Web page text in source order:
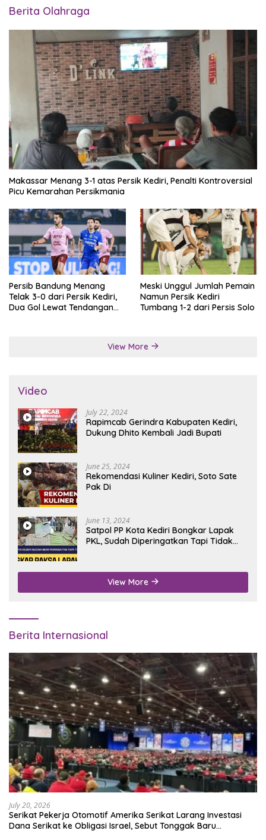
Berita Olahraga
Makassar Menang 3-1 atas Persik Kediri, Penalti Kontroversial
Picu Kemarahan Persikmania
Persib Bandung Menang
Telak 3-0 dari Persik Kediri,
Dua Gol Lewat Tendangan
Meski Unggul Jumlah Pemain
Namun Persik Kediri
Tumbang 1-2 dari Persis Solo
View More
Video
July 22, 2024
Rapimcab Gerindra Kabupaten Kediri,
Dukung Dhito Kembali Jadi Bupati
June 25, 2024
Rekomendasi Kuliner Kediri, Soto Sate
Pak Di
June 13, 2024
Satpol PP Kota Kediri Bongkar Lapak
PKL, Sudah Diperingatkan Tapi Tidak
View More
Berita Internasional
July 20, 2026
Serikat Pekerja Otomotif Amerika Serikat Larang Investasi
Dana Serikat ke Obligasi Israel, Sebut Tonggak Baru